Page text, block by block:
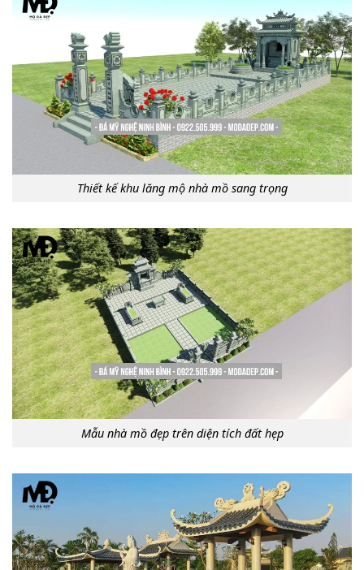
Thiết kế khu lăng mộ nhà mồ sang trọng
Mẫu nhà mồ đẹp trên diện tích đất hẹp